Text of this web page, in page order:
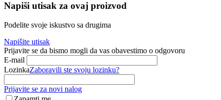
Napiši utisak za ovaj proizvod
Podelite svoje iskustvo sa drugima
Napišite utisak
Prijavite se da bismo mogli da vas obavestimo o odgovoru
E-mail
LozinkaZaboravili ste svoju lozinku?
Prijavite se za novi nalog